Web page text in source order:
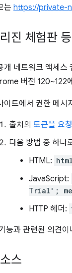
는 https://private-
진 체험판
개 네트워크 액세스
버전 120~122
이트에서 권한 메시
출처의 토큰을 요청
다음 방법 중 하나
HTML:
JavaScript:
Trial';
HTTP 헤더:
능과 관련된 의견
스